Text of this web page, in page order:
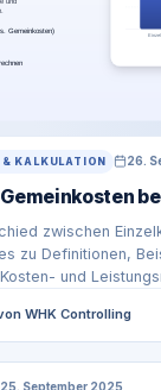
KALKULATION 26.
zwischen
zu Definitionen,
und
WHK Controlling
25. September 2025